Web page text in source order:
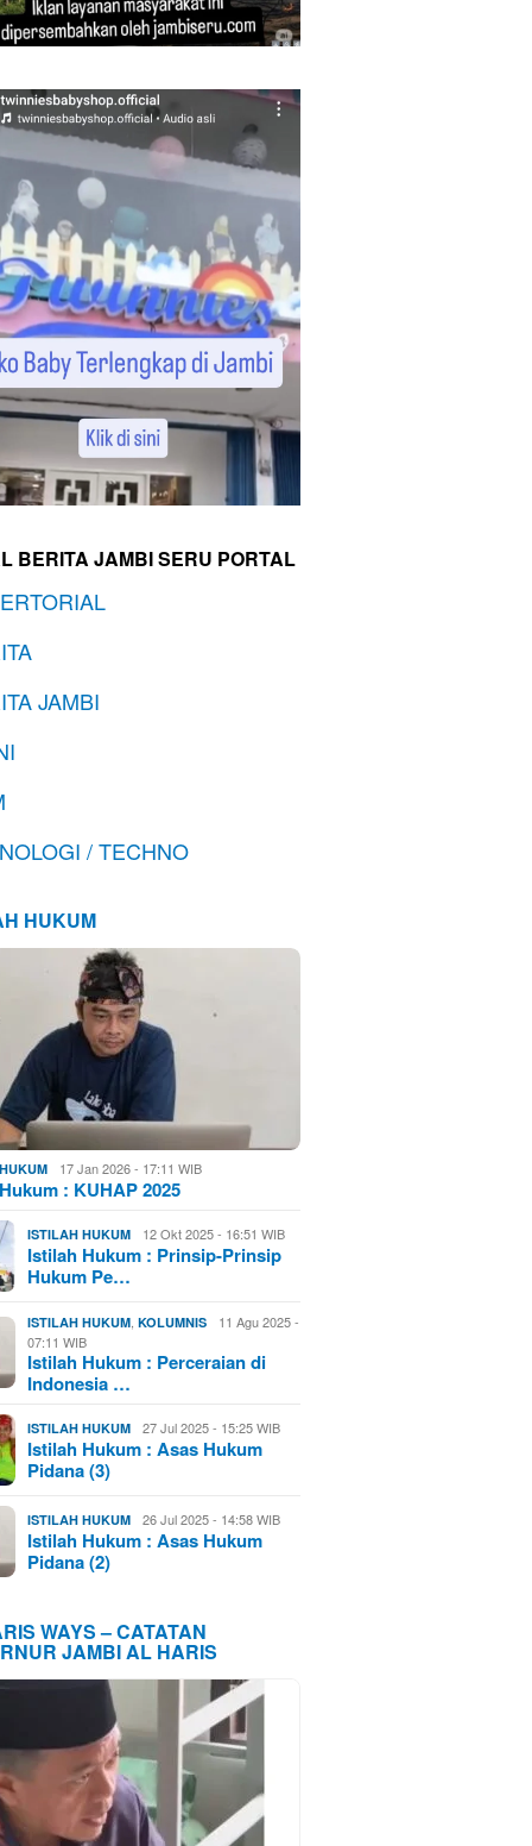
BERITA JAMBI SERU PORTAL
JAMBI
/ TECHNO
HUKUM
17 Jan 2026 - 17:11 WIB
: KUHAP 2025
ISTILAH HUKUM 12 Okt 2025 - 16:51 WIB
Istilah Hukum : Prinsip-Prinsip
Hukum Pe…
ISTILAH HUKUM ,KOLUMNIS
11 Agu 2025 -
07:11 WIB
Istilah Hukum : Perceraian di
Indonesia …
ISTILAH HUKUM 27 Jul 2025 - 15:25 WIB
Istilah Hukum : Asas Hukum
Pidana (3)
ISTILAH HUKUM 26 Jul 2025 - 14:58 WIB
Istilah Hukum : Asas Hukum
Pidana (2)
WAYS – CATATAN
JAMBI AL HARIS